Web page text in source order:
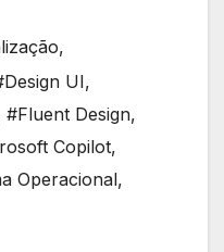
,
UI,
#Fluent Design,
Copilot,
Operacional,